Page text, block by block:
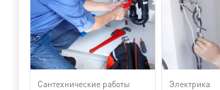
Сантехнические работы Электрика